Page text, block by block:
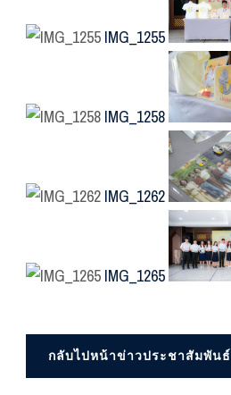
IMG_1255
IMG_1258
IMG_1262
IMG_1265
กลับไปหน้าข่าวประชาสัมพันธ์